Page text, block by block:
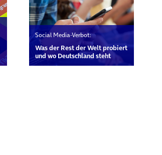
Social Media-Verbot:
Was der Rest der Welt probiert
und wo Deutschland steht